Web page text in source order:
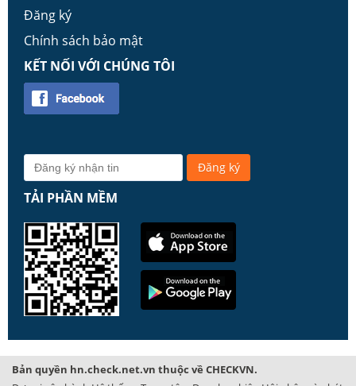
Đăng ký
Chính sách bảo mật
KẾT NỐI VỚI CHÚNG TÔI
TẢI PHẦN MỀM
Bản quyền hn.check.net.vn thuộc về CHECKVN.